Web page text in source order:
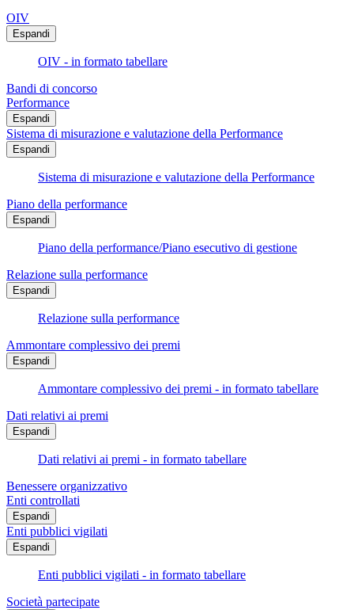
OIV
Espandi
OIV - in formato tabellare
Bandi di concorso
Performance
Espandi
Sistema di misurazione e valutazione della Performance
Espandi
Sistema di misurazione e valutazione della Performance
Piano della performance
Espandi
Piano della performance/Piano esecutivo di gestione
Relazione sulla performance
Espandi
Relazione sulla performance
Ammontare complessivo dei premi
Espandi
Ammontare complessivo dei premi - in formato tabellare
Dati relativi ai premi
Espandi
Dati relativi ai premi - in formato tabellare
Benessere organizzativo
Enti controllati
Espandi
Enti pubblici vigilati
Espandi
Enti pubblici vigilati - in formato tabellare
Società partecipate